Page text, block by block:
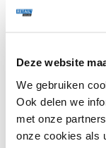
Deze website
We gebruiken
Ook delen we
met onze
onze cookies als
Medewerkers
met
campagne heet
video's wordt